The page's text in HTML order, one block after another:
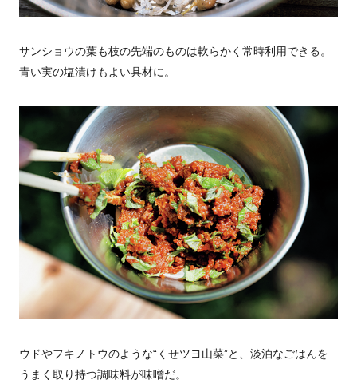
サンショウの葉も枝の先端のものは軟らかく常時利用できる。
青い実の塩漬けもよい具材に。
ウドやフキノトウのような“くせツヨ山菜”と、淡泊なごはんを
うまく取り持つ調味料が味噌だ。